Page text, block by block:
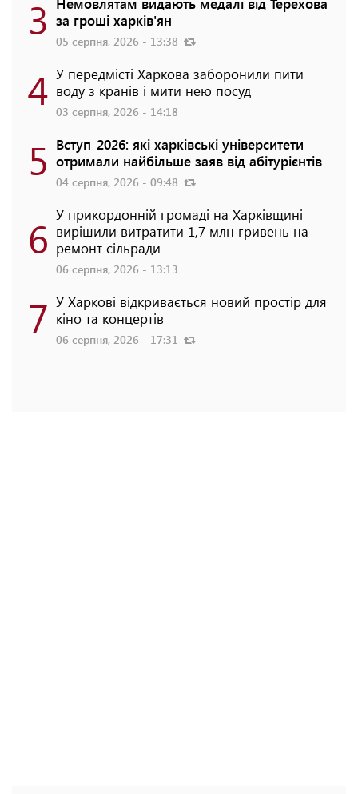
3 за гроші харків'ян
05 серпня, 2026 - 13:38
4 У передмісті Харкова заборонили пити
воду з кранів і мити нею посуд
03 серпня, 2026 - 14:18
5 Вступ-2026: які харківські університети
отримали найбільше заяв від абітурієнтів
04 серпня, 2026 - 09:48
6 У прикордонній громаді на Харківщині
вирішили витратити 1,7 млн гривень на
ремонт сільради
06 серпня, 2026 - 13:13
7 У Харкові відкривається новий простір для
кіно та концертів
06 серпня, 2026 - 17:31